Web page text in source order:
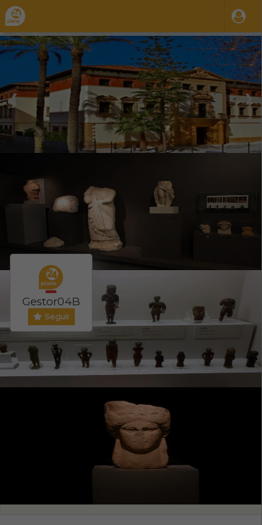
❮ ❯
Mar. Mie. Jue. Sab. Dom.
Museo Arqueológico de Murcia
Organiza / Publica:
Gestor04B
Seguir
PRECIO ENTRADA
0 /
Evento ONLINE
NO